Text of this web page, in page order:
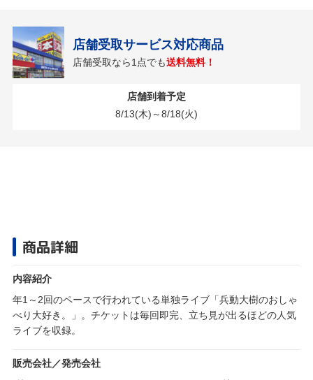
店舗受取サービス対応商品
店舗受取なら1点でも送料無料！
店舗到着予定
8/13(木)～8/18(火)
商品詳細
内容紹介
年1～2回のペースで行われている単独ライブ「兵動大樹のおしゃ
べり大好き。」。チケットは毎回即完、立ち見が出るほどの人気
ライブを収録。
販売会社／発売会社